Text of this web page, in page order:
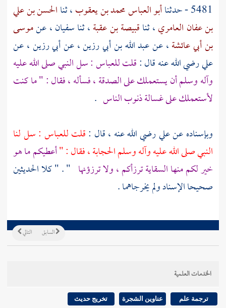
5481 - حدثنا
أبو العباس محمد بن يعقوب، ثناالحسن بن علي
بن عفان العامري، ثناقبيصة بن عقبة، ثناسفيان، عنموسى
بن أبي عائشة، عنعبد الله بن أبي رزين، عنأبي رزين، عن
عليرضي الله عنه قال :قلتللعباس: سل النبي صلى الله عليه
وآله وسلم أن يستعملك على الصدقة ، فسأله ، فقال : " ما كنت
لأستعملك على غسالة ذنوب الناس .
وبإسناده عنعليرضي الله عنه ، قال :قلتللعباس : سل لنا
النبي صلى الله عليه وآله وسلم الحجابة ، فقال : "أعطيكم ما هو
خير لكم منها السقاية ترزأكم ، ولا ترزؤنها " . " كلا الحديثين
صحيحا الإسناد ولم يخرجاهما .
التالي السابق
الخدمات العلمية
ترجمة علم عناوين الشجرة تخريج حديث